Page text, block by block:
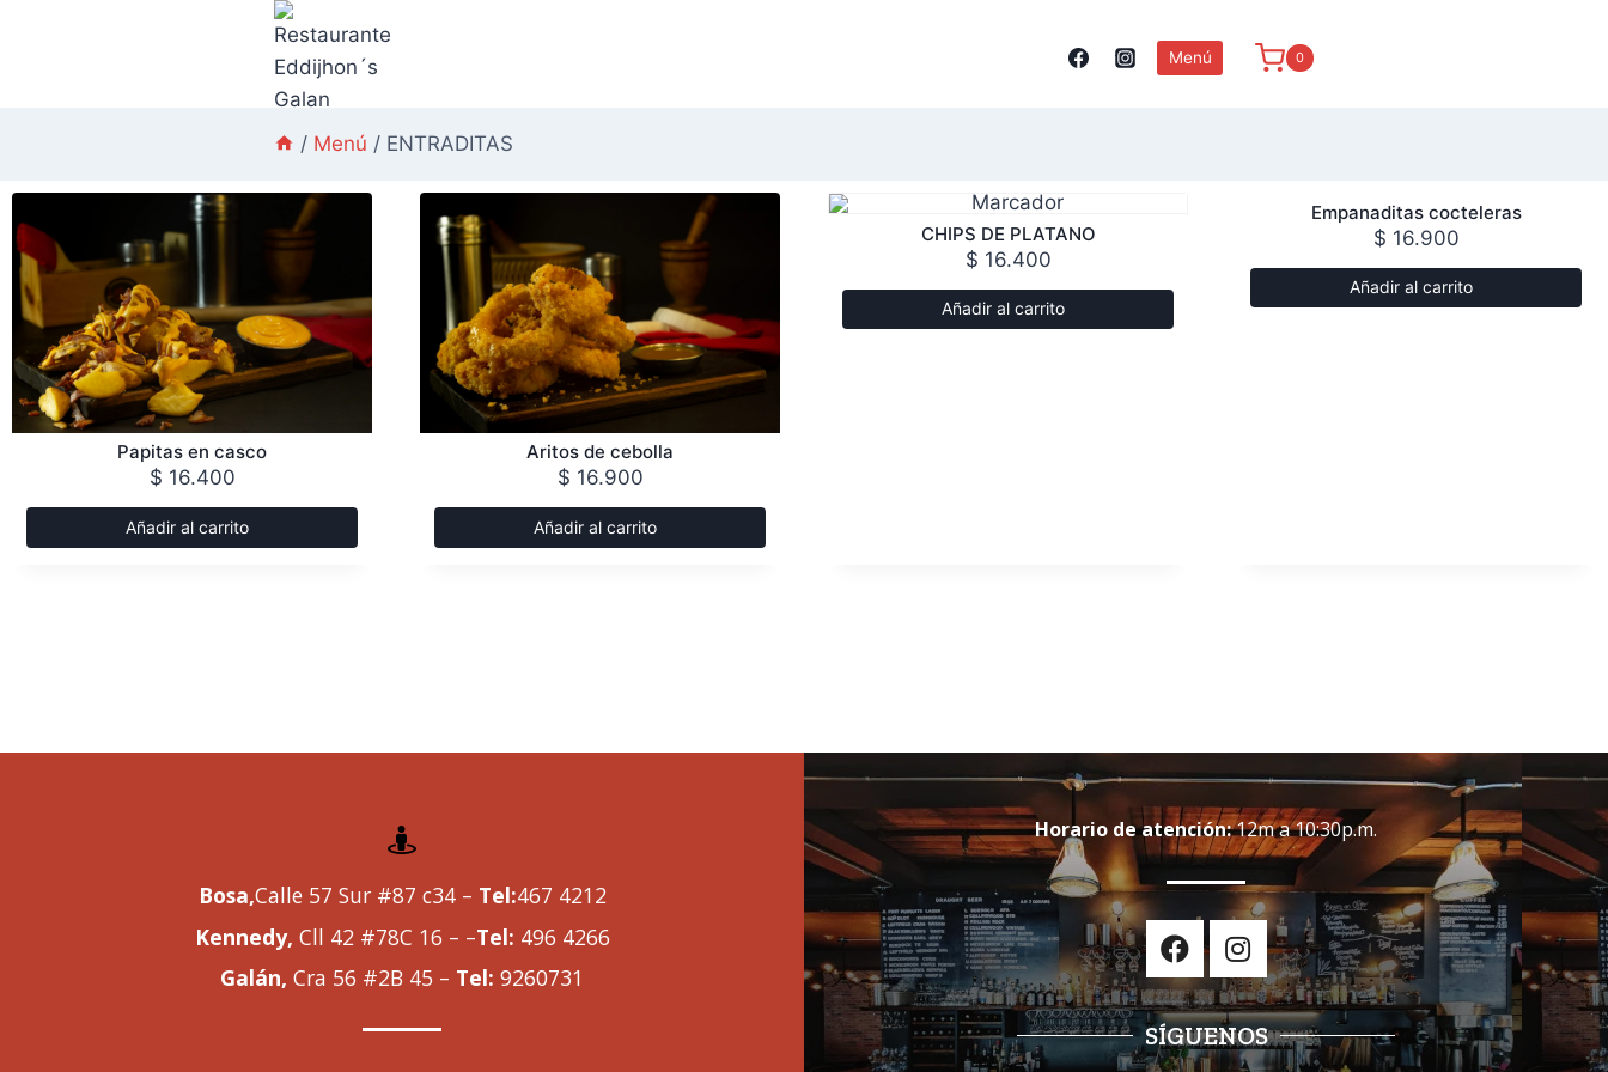
Menú 0
/ Menú / ENTRADITAS
Papitas en casco
$ 16.400
Añadir al carrito
Aritos de cebolla
$ 16.900
Añadir al carrito
CHIPS DE PLATANO
$ 16.400
Añadir al carrito
Empanaditas cocteleras
$ 16.900
Añadir al carrito
Bosa,Calle 57 Sur #87 c34 – Tel:467 4212
Kennedy, Cll 42 #78C 16 – –Tel: 496 4266
Galán, Cra 56 #2B 45 – Tel: 9260731
Horario de atención:12m a 10:30p.m.
SÍGUENOS